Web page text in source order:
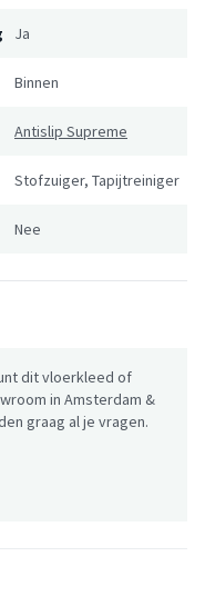
Ja
Binnen
Antislip Supreme
Stofzuiger, Tapijtreiniger
Nee
dit vloerkleed of
in Amsterdam &
graag al je vragen.